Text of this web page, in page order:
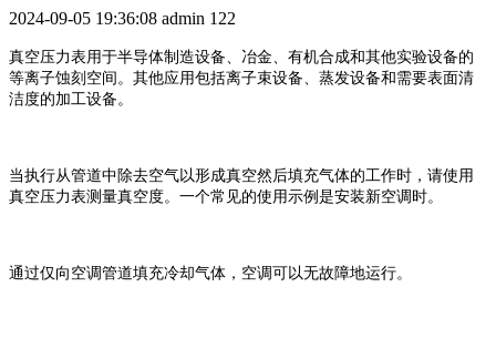
2024-09-05 19:36:08 admin 122
真空压力表用于半导体制造设备、冶金、有机合成和其他实验设备的
等离子蚀刻空间。其他应用包括离子束设备、蒸发设备和需要表面清
洁度的加工设备。
当执行从管道中除去空气以形成真空然后填充气体的工作时，请使用
真空压力表测量真空度。一个常见的使用示例是安装新空调时。
通过仅向空调管道填充冷却气体，空调可以无故障地运行。